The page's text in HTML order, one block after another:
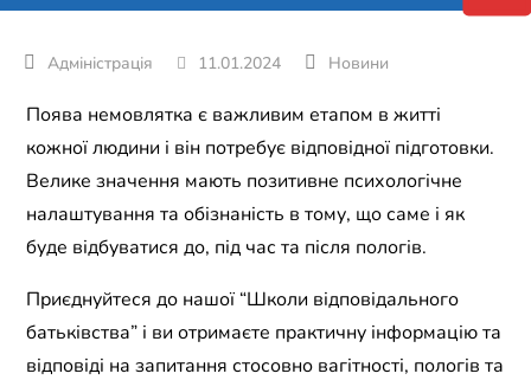
11.01.2024 Новини
Поява немовлятка є важливим етапом в житті
кожної людини і він потребує відповідної підготовки.
Велике значення мають позитивне психологічне
налаштування та обізнаність в тому, що саме і як
буде відбуватися до, під час та після пологів.
Приєднуйтеся до нашої “Школи відповідального
батьківства” і ви отримаєте практичну інформацію та
відповіді на запитання стосовно вагітності, пологів та